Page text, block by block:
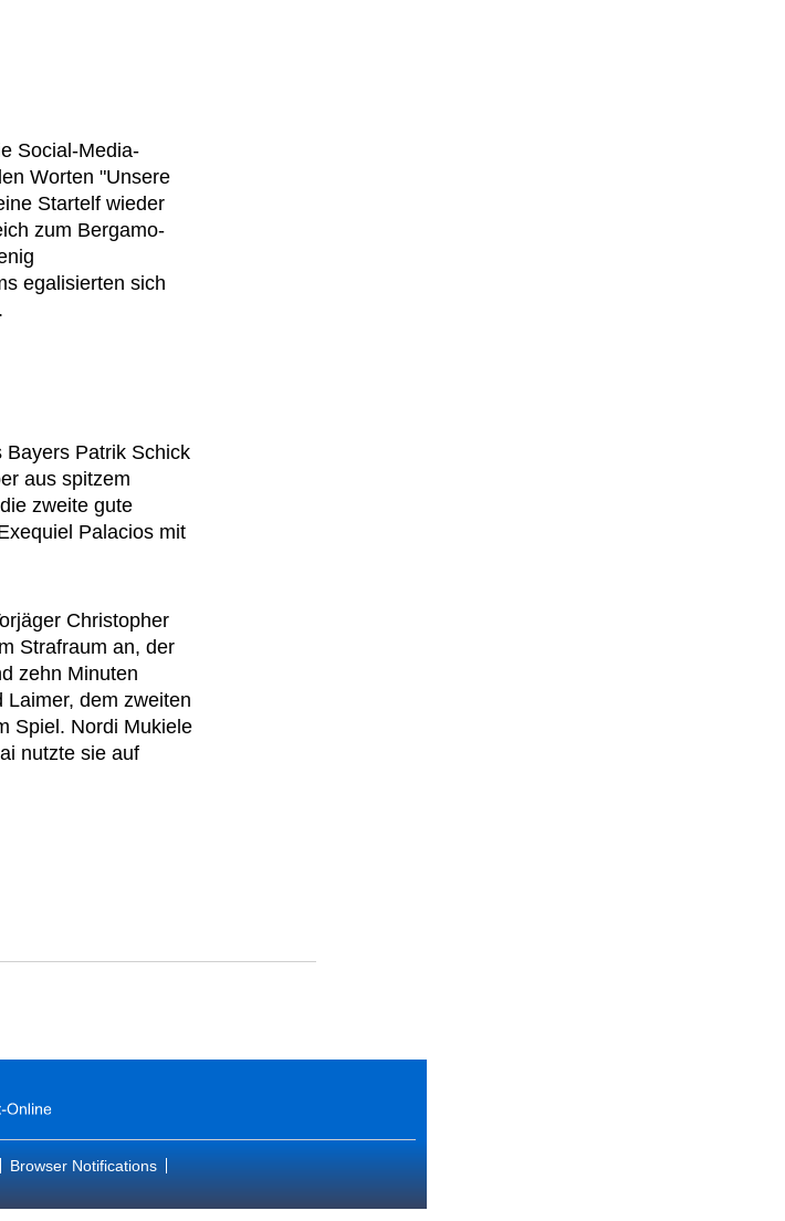
Social-Media-
Worten "Unsere
Startelf wieder
zum Bergamo-
egalisierten sich
Bayers Patrik Schick
aus spitzem
zweite gute
Palacios mit
Christopher
Strafraum an, der
zehn Minuten
Laimer, dem zweiten
Spiel. Nordi Mukiele
nutzte sie auf
Browser Notifications